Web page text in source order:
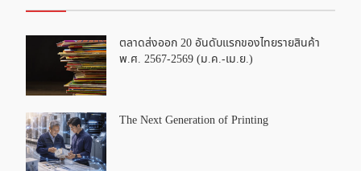
ตลาดส่งออก 20 อันดับแรกของไทยรายสินค้า
พ.ศ. 2567-2569 (ม.ค.-เม.ย.)
The Next Generation of Printing